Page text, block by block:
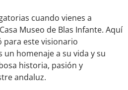
cuando vienes a
Museo de Blas Infante. Aquí
para este visionario
un homenaje a su vida y su
historia, pasión y
andaluz.